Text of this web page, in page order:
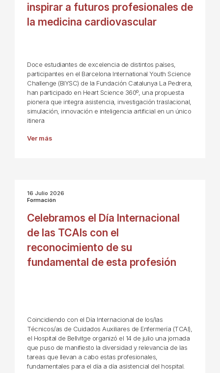
inspirar a futuros profesionales de
la medicina cardiovascular
Doce estudiantes de excelencia de distintos países,
participantes en el Barcelona International Youth Science
Challenge (BIYSC) de la Fundación Catalunya La Pedrera,
han participado en Heart Science 360º, una propuesta
pionera que integra asistencia, investigación traslacional,
simulación, innovación e inteligencia artificial en un único
itinera
Ver más
16 Julio 2026
Formación
Celebramos el Día Internacional
de las TCAIs con el
reconocimiento de su
fundamental de esta profesión
Coincidiendo con el Día Internacional de los/las
Técnicos/as de Cuidados Auxiliares de Enfermería (TCAI),
el Hospital de Bellvitge organizó el 14 de julio una jornada
que puso de manifiesto la diversidad y relevancia de las
tareas que llevan a cabo estas profesionales,
fundamentales para el día a día asistencial del hospital.